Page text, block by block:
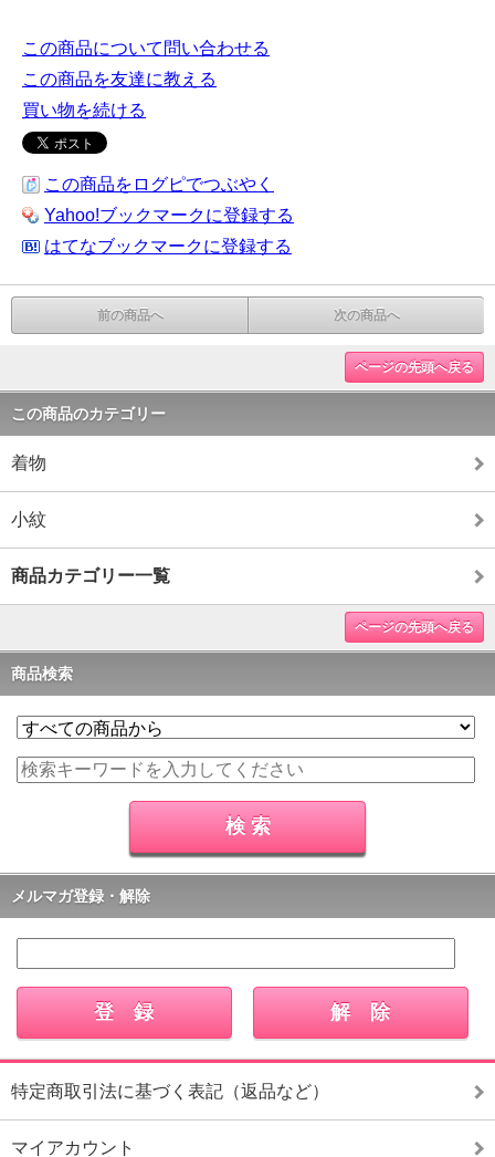
この商品について問い合わせる
この商品を友達に教える
買い物を続ける
この商品をログピでつぶやく
Yahoo!ブックマークに登録する
はてなブックマークに登録する
前の商品へ 次の商品へ
ページの先頭へ戻る
この商品のカテゴリー
着物
小紋
商品カテゴリー一覧
ページの先頭へ戻る
商品検索
メルマガ登録・解除
特定商取引法に基づく表記（返品など）
マイアカウント